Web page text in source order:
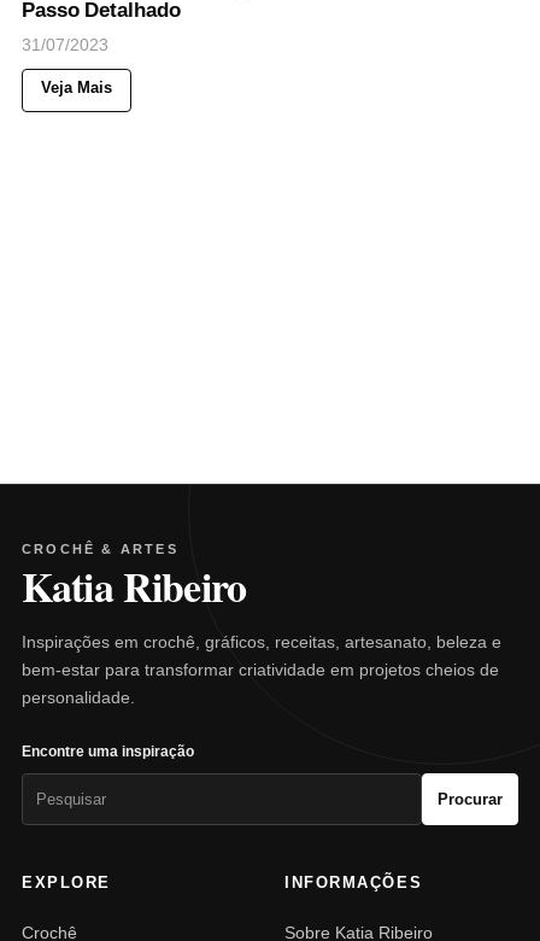
Passo Detalhado
31/07/2023
Veja Mais
CROCHÊ & ARTES
Katia Ribeiro
Inspirações em crochê, gráficos, receitas, artesanato, beleza e
bem-estar para transformar criatividade em projetos cheios de
personalidade.
Encontre uma inspiração
Procurar
EXPLORE
Crochê
INFORMAÇÕES
Sobre Katia Ribeiro